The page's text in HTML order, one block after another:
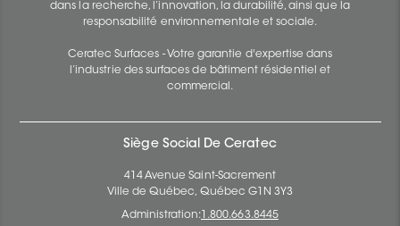
dans la recherche, l’innovation, la durabilité, ainsi que la
responsabilité environnementale et sociale.
Ceratec Surfaces - Votre garantie d'expertise dans
l’industrie des surfaces de bâtiment résidentiel et
commercial.
Siège Social De Ceratec
414 Avenue Saint-Sacrement
Ville de Québec, Québec G1N 3Y3
Administration: 1.800.663.8445